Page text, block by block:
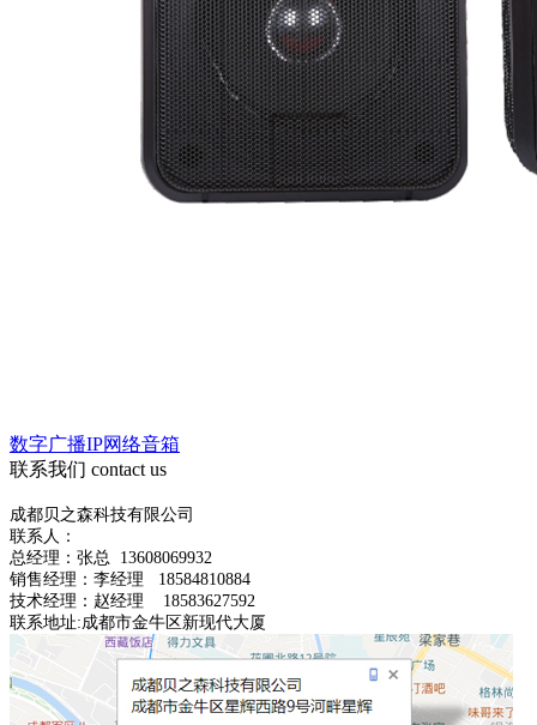
数字广播IP网络音箱
联系我们 contact us
成都贝之森科技有限公司
联系人：
总经理： 张总 13608069932
销售经理：李经理 18584810884
技术经理：赵经理 18583627592
联系地址:成都市金牛区新现代大厦